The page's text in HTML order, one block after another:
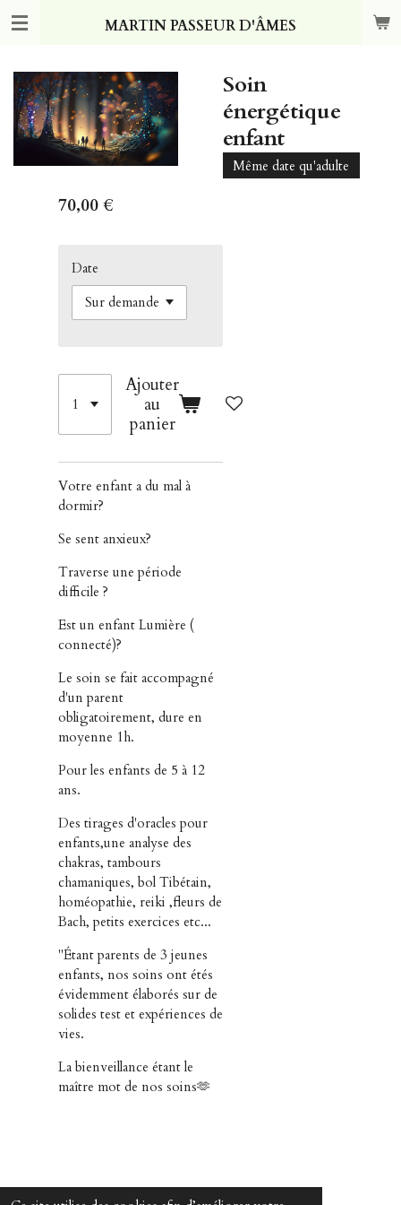
Passer
principal
MARTIN PASSEUR D'ÂMES
Soin
énergétique
enfant
Même date qu'adulte
70,00 €
Date
Ajouter
au
panier
Votre enfant a du mal à
dormir?
Se sent anxieux?
Traverse une période
difficile ?
Est un enfant Lumière (
connecté)?
Le soin se fait accompagné
d'un parent
obligatoirement, dure en
moyenne 1h.
Pour les enfants de 5 à 12
ans.
Des tirages d'oracles pour
enfants,une analyse des
chakras, tambours
chamaniques, bol Tibétain,
homéopathie, reiki ,fleurs de
Bach, petits exercices etc...
"Étant parents de 3 jeunes
enfants, nos soins ont étés
évidemment élaborés sur de
solides test et expériences de
vies.
La bienveillance étant le
maître mot de nos soins🫶